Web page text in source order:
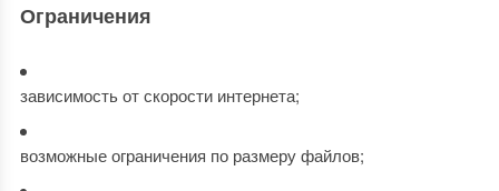
Ограничения
зависимость от скорости интернета;
возможные ограничения по размеру файлов;